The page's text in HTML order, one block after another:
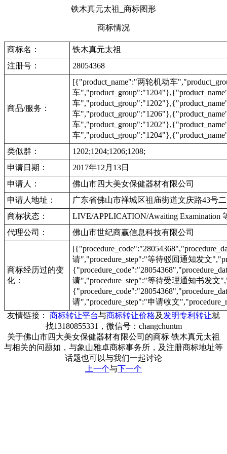
铁木真元太祖_商标图形
商标情况
商标名：
铁木真元太祖
注册号：
28054368
商品/服务：
[{"product_name":"两轮机动车
车
车
车
车
车
类似群：
1202;1204;1206;1208;
申请日期：
2017年12月13日
申请人：
佛山市四大美女保健器材有限公司
申请人地址：
广东省佛山市禅城区祖庙街道文庆路43号
商标状态：
LIVE/APPLICATION/Awaiting Examination
代理公司：
佛山市世纪商赢信息科技有限公司
商标经历过的变
化：
请","procedure_step":"等待驳回通知发文
请","procedure_step":"等待受理通知书发文
请","procedure_step":"申请收文
友情链接： 商标转让平台与商标转让价格及 发明专利转让就
找13180855331，微信号：changchuntm
关于佛山市四大美女保健器材有限公司的商标 铁木真元太祖
与相关的问题如，与象山雅卓商标事务所，及注册商标地址等
话题也可以与我们一起讨论
上一个与下一个